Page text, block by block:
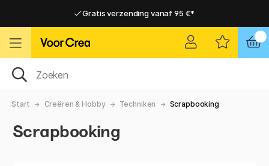
Gratis verzending vanaf 95 €*
Gratis verzending vanaf 95 €*
Start Creëren & Hobby Techniken Scrapbooking
Scrapbooking